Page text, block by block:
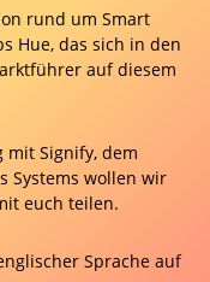
rund um Smart
Hue, das sich in den
auf diesem
mit Signify, dem
Systems wollen wir
euch teilen.
Sprache auf